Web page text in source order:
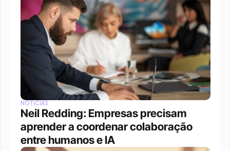
NOTÍCIAS
Neil Redding: Empresas precisam
aprender a coordenar colaboração
entre humanos e IA